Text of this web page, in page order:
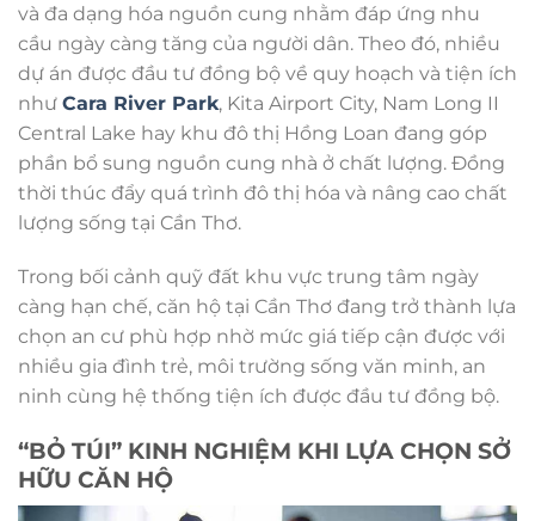
và đa dạng hóa nguồn cung nhằm đáp ứng nhu
cầu ngày càng tăng của người dân. Theo đó, nhiều
dự án được đầu tư đồng bộ về quy hoạch và tiện ích
như Cara River Park, Kita Airport City, Nam Long II
Central Lake hay khu đô thị Hồng Loan đang góp
phần bổ sung nguồn cung nhà ở chất lượng. Đồng
thời thúc đẩy quá trình đô thị hóa và nâng cao chất
lượng sống tại Cần Thơ.
Trong bối cảnh quỹ đất khu vực trung tâm ngày
càng hạn chế, căn hộ tại Cần Thơ đang trở thành lựa
chọn an cư phù hợp nhờ mức giá tiếp cận được với
nhiều gia đình trẻ, môi trường sống văn minh, an
ninh cùng hệ thống tiện ích được đầu tư đồng bộ.
“BỎ TÚI” KINH NGHIỆM KHI LỰA CHỌN SỞ
HỮU CĂN HỘ